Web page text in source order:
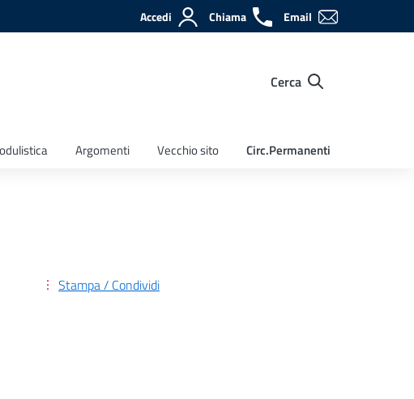
Accedi Chiama Email
Cerca
Argomenti Vecchio sito Circ.Permanenti
Stampa / Condividi